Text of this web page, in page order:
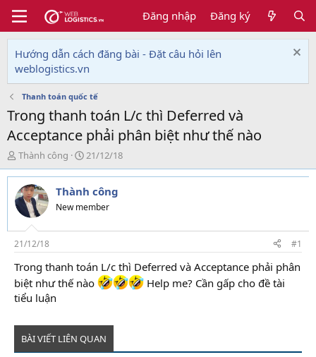
Đăng nhập Đăng ký
Hướng dẫn cách đăng bài - Đặt câu hỏi lên
weblogistics.vn
Thanh toán quốc tế
Trong thanh toán L/c thì Deferred và
Acceptance phải phân biệt như thế nào
T
h
r
e
a
d
s
t
a
r
t
e
Thành công
N
g
à
y
g
i
21/12/18
Thành công
New member
21/12/18 #1
Trong thanh toán L/c thì Deferred và Acceptance phải phân
biệt như thế nào
Help me? Cần gấp cho đề tài
tiểu luận
BÀI VIẾT LIÊN QUAN